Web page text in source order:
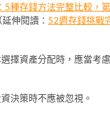
5種存錢方法完整比較，第
伸閱讀： 52週存錢挑戰
擇資產分配時，應當考慮
決策時不應被忽視。